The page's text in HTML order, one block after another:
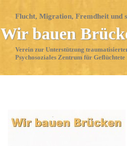
Flucht, Migration, Fremdheit und
Wir bauen
Verein zur Unterstützung
Psychosoziales Zentrum für